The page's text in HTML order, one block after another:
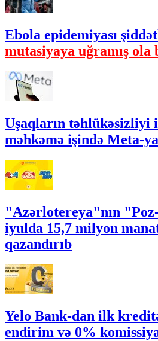
Ebola epidemiyası
mutasiyaya uğramış ola
Uşaqların təhlükəsizliyi
məhkəmə işində Meta-
"Azərlotereya"nın
iyulda 15,7 milyon
qazandırıb
Yelo Bank-dan ilk
endirim və 0%